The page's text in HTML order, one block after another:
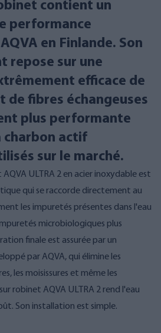
contient un
performance
en Finlande. Son
repose sur une
efficace de
de fibres échangeuses
plus performante
charbon actif
sur le marché.
ULTRA 2 en acier inoxydable est
qui se raccorde directement au
les impuretés présentes dans l'eau
microbiologiques plus
finale est assurée par un
par AQVA, qui élimine les
les moisissures et même les
robinet AQVA ULTRA 2 rend l'eau
Son installation est simple.